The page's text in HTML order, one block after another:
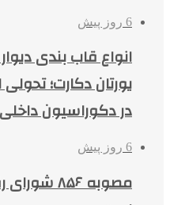
6 روز پیش
انواع قاب بندی
یورتان دکارت؛
در دکوراسیون داخلی
6 روز پیش
مصوبه ۸۵۶